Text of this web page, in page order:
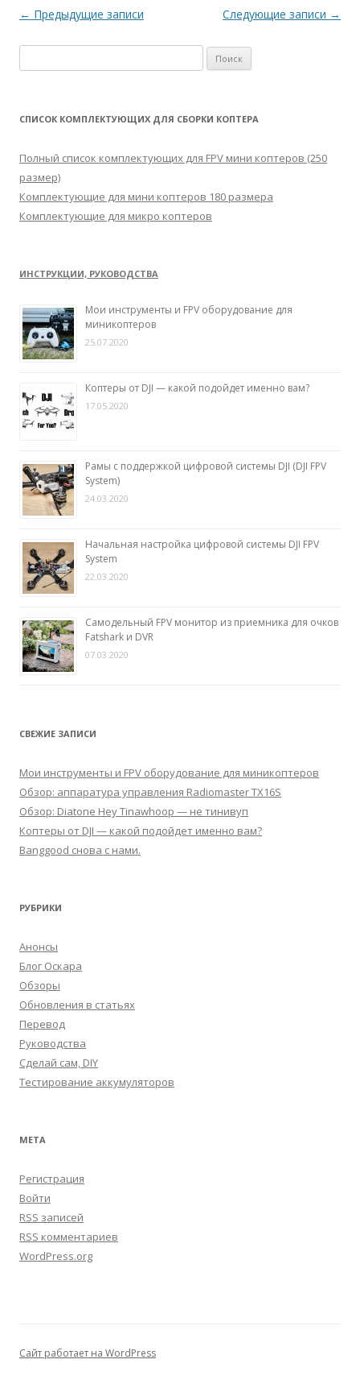
Навигация
← Предыдущие записи Следующие записи →
а
т
:
СПИСОК КОМПЛЕКТУЮЩИХ ДЛЯ СБОРКИ КОПТЕРА
Полный список комплектующих для FPV мини коптеров (250
размер)
Комплектующие для мини коптеров 180 размера
Комплектующие для микро коптеров
ИНСТРУКЦИИ, РУКОВОДСТВА
Мои инструменты и FPV оборудование для
миникоптеров
25.07.2020
Коптеры от DJI — какой подойдет именно вам?
17.05.2020
Рамы с поддержкой цифровой системы DJI (DJI FPV
System)
24.03.2020
Начальная настройка цифровой системы DJI FPV
System
22.03.2020
Самодельный FPV монитор из приемника для очков
Fatshark и DVR
07.03.2020
СВЕЖИЕ ЗАПИСИ
Мои инструменты и FPV оборудование для миникоптеров
Обзор: аппаратура управления Radiomaster TX16S
Обзор: Diatone Hey Tinawhoop — не тинивуп
Коптеры от DJI — какой подойдет именно вам?
Banggood снова с нами.
РУБРИКИ
Анонсы
Блог Оскара
Обзоры
Обновления в статьях
Перевод
Руководства
Сделай сам, DIY
Тестирование аккумуляторов
МЕТА
Регистрация
Войти
RSS записей
RSS комментариев
WordPress.org
Сайт работает на WordPress